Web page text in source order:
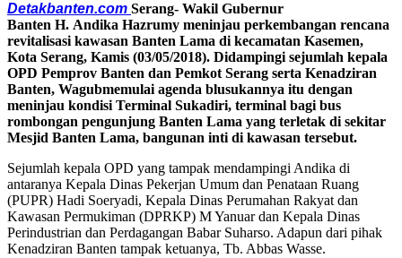
Detakbanten.com Serang- Wakil Gubernur
Banten H. Andika Hazrumy meninjau perkembangan rencana
revitalisasi kawasan Banten Lama di kecamatan Kasemen,
Kota Serang, Kamis (03/05/2018). Didampingi sejumlah kepala
OPD Pemprov Banten dan Pemkot Serang serta Kenadziran
Banten, Wagubmemulai agenda blusukannya itu dengan
meninjau kondisi Terminal Sukadiri, terminal bagi bus
rombongan pengunjung Banten Lama yang terletak di sekitar
Mesjid Banten Lama, bangunan inti di kawasan tersebut.
Sejumlah kepala OPD yang tampak mendampingi Andika di
antaranya Kepala Dinas Pekerjan Umum dan Penataan Ruang
(PUPR) Hadi Soeryadi, Kepala Dinas Perumahan Rakyat dan
Kawasan Permukiman (DPRKP) M Yanuar dan Kepala Dinas
Perindustrian dan Perdagangan Babar Suharso. Adapun dari pihak
Kenadziran Banten tampak ketuanya, Tb. Abbas Wasse.